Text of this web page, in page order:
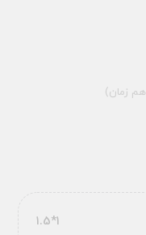
زمان)
1*1.5